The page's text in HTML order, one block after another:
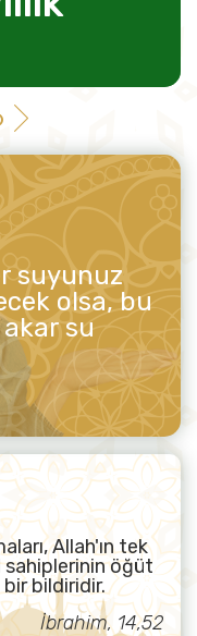
suyunuz
olsa, bu
su
Allah'ın tek
sahiplerinin öğüt
bir bildiridir.
İbrahim, 14,52